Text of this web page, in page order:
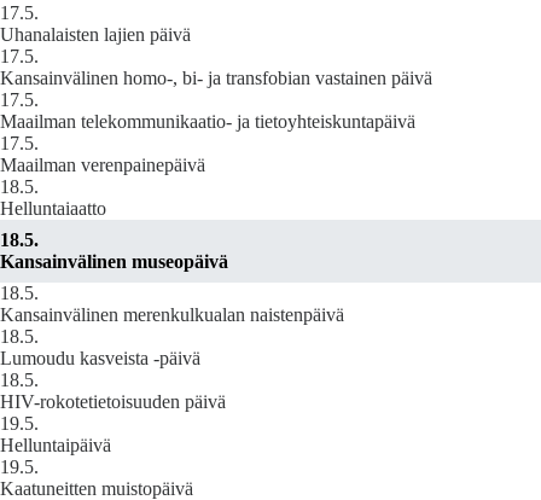
17.5.
Uhanalaisten lajien päivä
17.5.
Kansainvälinen homo-, bi- ja transfobian vastainen päivä
17.5.
Maailman telekommunikaatio- ja tietoyhteiskuntapäivä
17.5.
Maailman verenpainepäivä
18.5.
Helluntaiaatto
18.5.
Kansainvälinen museopäivä
18.5.
Kansainvälinen merenkulkualan naistenpäivä
18.5.
Lumoudu kasveista -päivä
18.5.
HIV-rokotetietoisuuden päivä
19.5.
Helluntaipäivä
19.5.
Kaatuneitten muistopäivä